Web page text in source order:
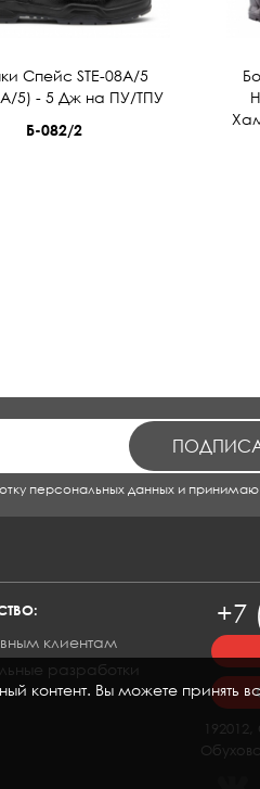
Спейс STE-08A/5
5) - 5 Дж на ПУ/ТПУ
Б-082/2
персональных данных и принимаю
клиентам
разработки
+7
Вы можете принять